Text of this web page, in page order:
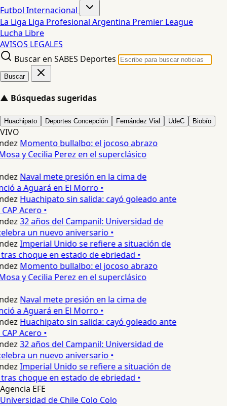
Futbol Internacional
La Liga Liga Profesional Argentina Premier League
Lucha Libre
AVISOS LEGALES
Buscar en SABES Deportes
Buscar
▲ Búsquedas sugeridas
Huachipato Deportes Concepción Fernández Vial UdeC Biobío
VIVO
Momento bullalbo: el jocoso abrazo
y Cecilia Perez en el superclásico
Naval mete presión en la cima de
a Aguará en El Morro •
Huachipato sin salida: cayó goleado ante
Acero •
32 años del Campanil: Universidad de
un nuevo aniversario •
Imperial Unido se refiere a situación de
choque en estado de ebriedad •
Momento bullalbo: el jocoso abrazo
y Cecilia Perez en el superclásico
Naval mete presión en la cima de
a Aguará en El Morro •
Huachipato sin salida: cayó goleado ante
Acero •
32 años del Campanil: Universidad de
un nuevo aniversario •
Imperial Unido se refiere a situación de
choque en estado de ebriedad •
Agencia EFE
Universidad de Chile Colo Colo